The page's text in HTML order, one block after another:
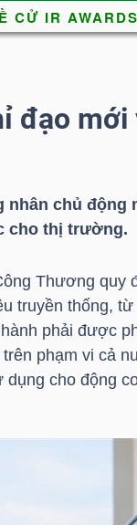
đạo mới
chủ động
cho thị trường.
Thương quy
truyền thống,
phải được
phạm vi cả
cho động